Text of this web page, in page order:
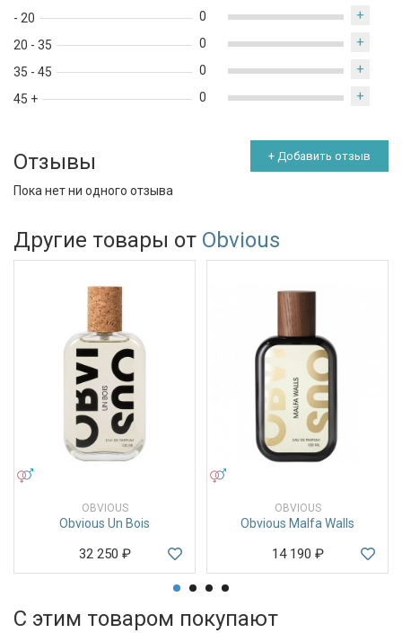
- 20
20 - 35
35 - 45
45 +
0 +
0 +
0 +
0 +
Отзывы + Добавить отзыв
Пока нет ни одного отзыва
Другие товары от Obvious
OBVIOUS
Obvious Un Bois
32 250 ₽
OBVIOUS
Obvious Malfa Walls
14 190 ₽
С этим товаром покупают